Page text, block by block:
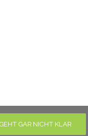
GAR NICHT KLAR